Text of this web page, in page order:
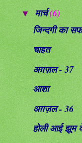
▼मार्च(6)
जिन्दगी का
चाहत
अग़ज़ल - 37
आशा
अग़ज़ल - 36
होली आई झूम